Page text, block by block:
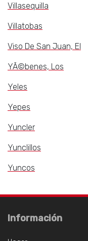
Villasequilla
Villatobas
Viso De San Juan, El
YÃ©benes, Los
Yeles
Yepes
Yuncler
Yunclillos
Yuncos
Información